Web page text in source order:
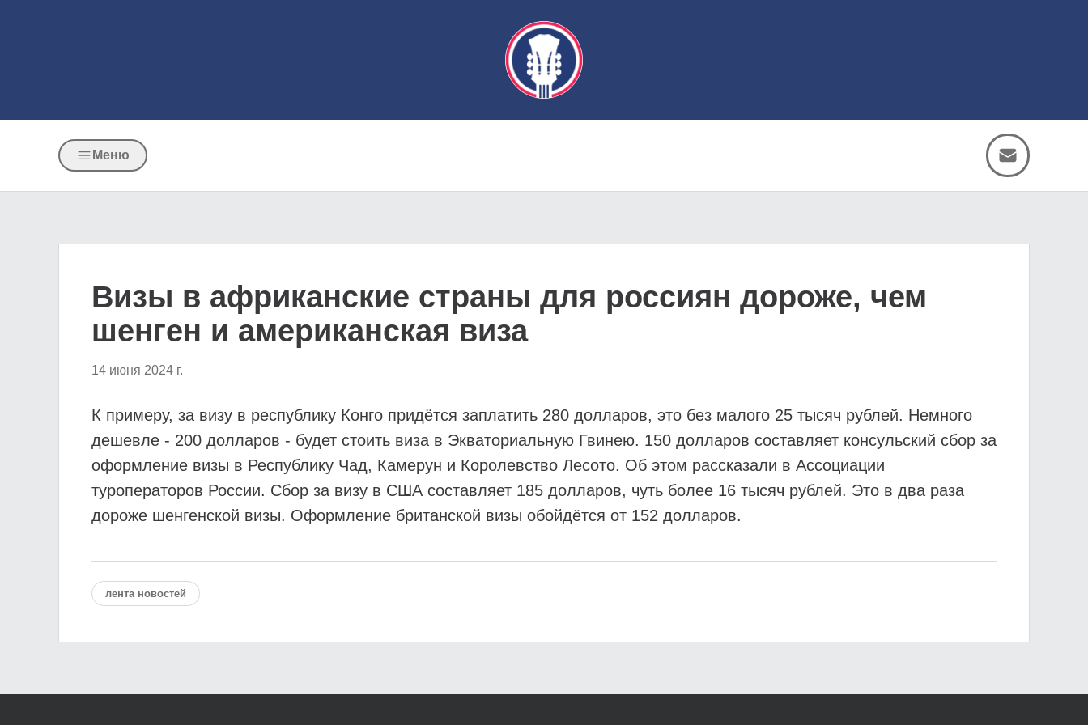
Меню
Визы в африканские страны для россиян дороже, чем
шенген и американская виза
14 июня 2024 г.
К примеру, за визу в республику Конго придётся заплатить 280 долларов, это без малого 25 тысяч рублей. Немного
дешевле - 200 долларов - будет стоить виза в Экваториальную Гвинею. 150 долларов составляет консульский сбор за
оформление визы в Республику Чад, Камерун и Королевство Лесото. Об этом рассказали в Ассоциации
туроператоров России. Сбор за визу в США составляет 185 долларов, чуть более 16 тысяч рублей. Это в два раза
дороже шенгенской визы. Оформление британской визы обойдётся от 152 долларов.
лента новостей